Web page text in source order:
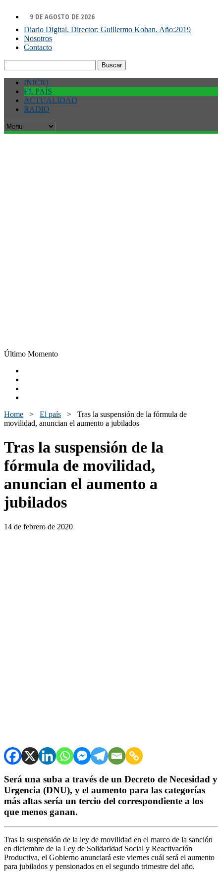
9 DE AGOSTO DE 2026
Diario Digital. Director: Guillermo Kohan. Año:2019
Nosotros
Contacto
INICIO
EL PAÍS
ACTUALIDAD
RADIO
Último Momento
Home > El país > Tras la suspensión de la fórmula de
movilidad, anuncian el aumento a jubilados
Tras la suspensión de la
fórmula de movilidad,
anuncian el aumento a
jubilados
14 de febrero de 2020
Será una suba a través de un Decreto de Necesidad y
Urgencia (DNU), y el aumento para las categorías
más altas sería un tercio del correspondiente a los
que menos ganan.
Tras la suspensión de la ley de movilidad en el marco de la sanción
en diciembre de la Ley de Solidaridad Social y Reactivación
Productiva, el Gobierno anunciará este viernes cuál será el aumento
para jubilados y pensionados en el segundo trimestre del año.